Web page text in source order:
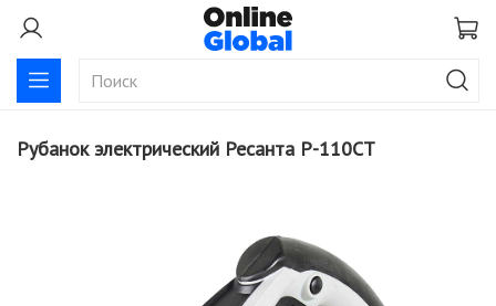
Рубанок электрический Ресанта Р-110СТ